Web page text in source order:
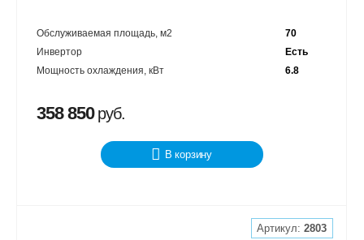
Обслуживаемая площадь, м2
70
Инвертор
Есть
Мощность охлаждения, кВт
6.8
358 850руб.
В корзину
Артикул:2803